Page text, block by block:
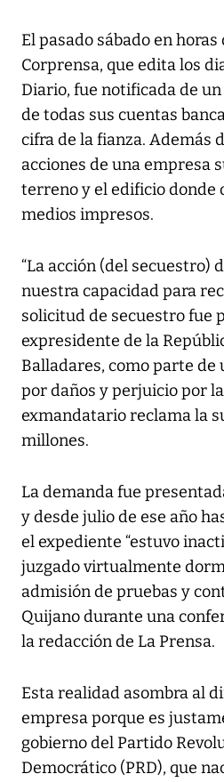
El pasado sábado en horas
Corprensa, que edita los
Diario, fue notificada de
de todas sus cuentas
cifra de la fianza. Además
acciones de una empresa
terreno y el edificio donde
medios impresos.
“La acción (del secuestro)
nuestra capacidad para
solicitud de secuestro fue
expresidente de la
Balladares, como parte de
por daños y perjuicio por
exmandatario reclama la
millones.
La demanda fue
y desde julio de ese año
el expediente “estuvo
juzgado virtualmente
admisión de pruebas y
Quijano durante una
la redacción de La Prensa.
Esta realidad asombra al
empresa porque es
gobierno del Partido
Democrático (PRD), que